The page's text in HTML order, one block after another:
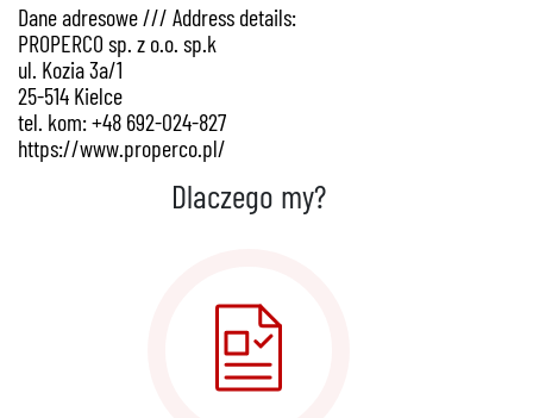
Dane adresowe /// Address details:
PROPERCO sp. z o.o. sp.k
ul. Kozia 3a/1
25-514 Kielce
tel. kom: +48 692-024-827
https://www.properco.pl/
Dlaczego my?